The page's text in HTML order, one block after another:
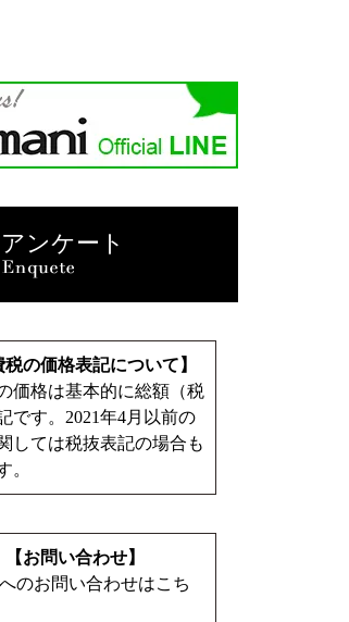
アンケート
税の価格表記について】
価格は基本的に総額（税
です。2021年4月以前の
しては税抜表記の場合も
。
【お問い合わせ】
のお問い合わせはこち